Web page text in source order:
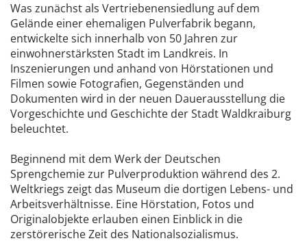
Was zunächst als Vertriebenensiedlung auf dem
Gelände einer ehemaligen Pulverfabrik begann,
entwickelte sich innerhalb von 50 Jahren zur
einwohnerstärksten Stadt im Landkreis. In
Inszenierungen und anhand von Hörstationen und
Filmen sowie Fotografien, Gegenständen und
Dokumenten wird in der neuen Dauerausstellung die
Vorgeschichte und Geschichte der Stadt Waldkraiburg
beleuchtet.
Beginnend mit dem Werk der Deutschen
Sprengchemie zur Pulverproduktion während des 2.
Weltkriegs zeigt das Museum die dortigen Lebens- und
Arbeitsverhältnisse. Eine Hörstation, Fotos und
Originalobjekte erlauben einen Einblick in die
zerstörerische Zeit des Nationalsozialismus.